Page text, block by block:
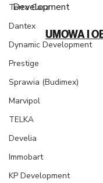
Terra Casa
Dantex
Dynamic Development
Prestige
Sprawia (Budimex)
Marvipol
TELKA
Develia
Immobart
KP Development
Development
UMOWA I